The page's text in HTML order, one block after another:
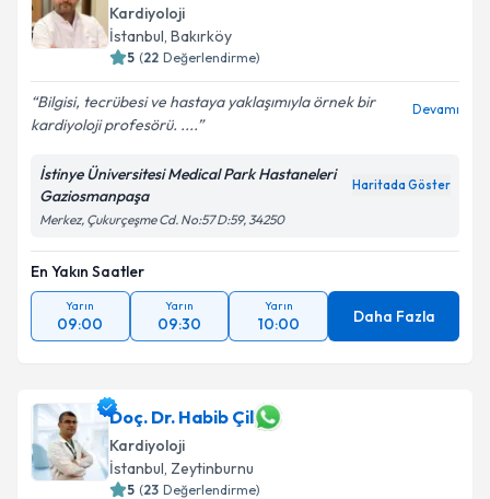
Kişisel verilerimin işlenmesine ilişkin
Metni'ni okudum ve kişisel verilerimin belirtilen
kapsamda işlenmesini kabul ediyorum.
Takvim Talebini Gönder
Kardiyoloji
İstanbul, Bakırköy
5 (22 Değerlendirme)
Bilgisi, tecrübesi ve hastaya yaklaşımıyla örnek bir
kardiyoloji profesörü. ....
Devamı
İstinye Üniversitesi Medical Park Hastaneleri
Gaziosmanpaşa
Haritada Göster
Merkez, Çukurçeşme Cd. No:57 D:59, 34250
En Yakın Saatler
Yarın
09:00
Yarın
09:30
Yarın
10:00 Daha Fazla
Doç. Dr. Habib Çil
Kardiyoloji
İstanbul, Zeytinburnu
5 (23 Değerlendirme)